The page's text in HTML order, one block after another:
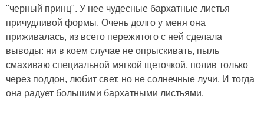
"черный принц". У нее чудесные бархатные листья
причудливой формы. Очень долго у меня она
приживалась, из всего пережитого с ней сделала
выводы: ни в коем случае не опрыскивать, пыль
смахиваю специальной мягкой щеточкой, полив только
через поддон, любит свет, но не солнечные лучи. И тогда
она радует большими бархатными листьями.